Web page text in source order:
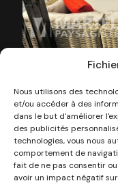
Nous utilisons des
et/ou accéder à des
dans le but d'améliorer
des publicités
technologies, vous nous
comportement de
fait de ne pas consentir
avoir un impact négatif